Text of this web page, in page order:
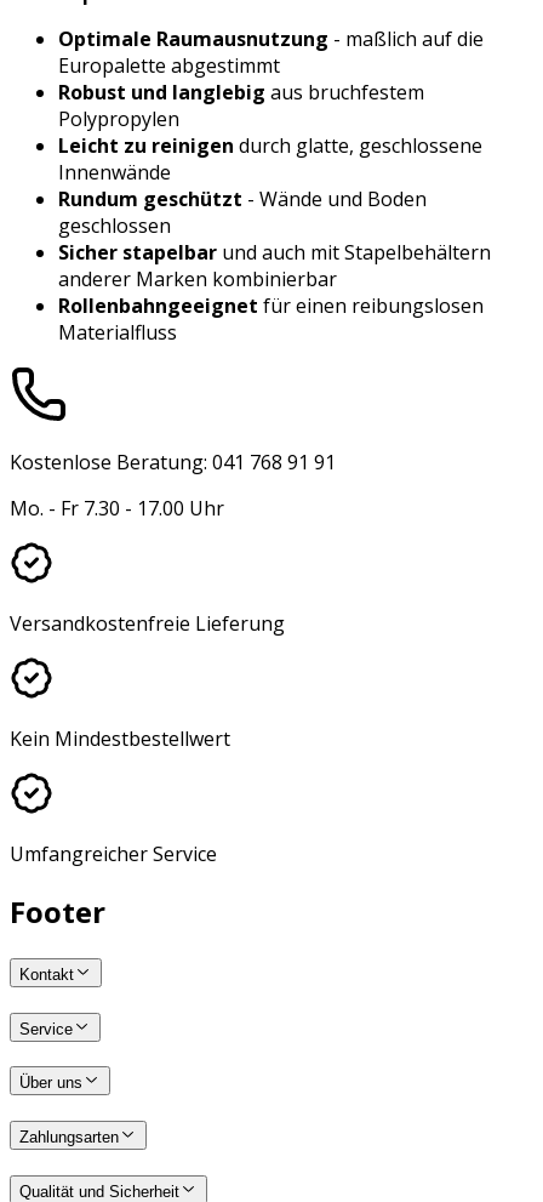
Optimale Raumausnutzung - maßlich auf die
Europalette abgestimmt
Robust und langlebig aus bruchfestem
Polypropylen
Leicht zu reinigen durch glatte, geschlossene
Innenwände
Rundum geschützt - Wände und Boden
geschlossen
Sicher stapelbar und auch mit Stapelbehältern
anderer Marken kombinierbar
Rollenbahngeeignet für einen reibungslosen
Materialfluss
Kostenlose Beratung: 041 768 91 91
Mo. - Fr 7.30 - 17.00 Uhr
Versandkostenfreie Lieferung
Kein Mindestbestellwert
Umfangreicher Service
Footer
Kontakt
Service
Über uns
Zahlungsarten
Qualität und Sicherheit